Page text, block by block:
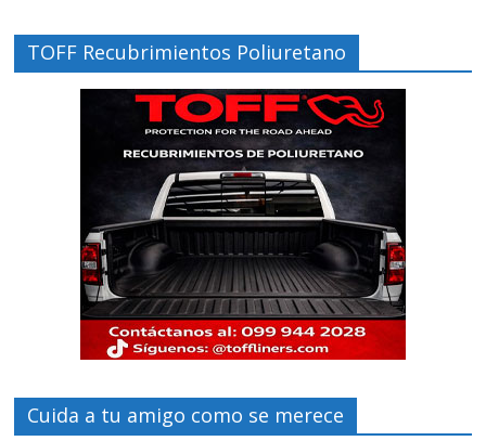
TOFF Recubrimientos Poliuretano
Cuida a tu amigo como se merece